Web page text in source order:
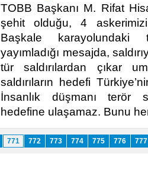
TOBB Başkanı M. Rifat
şehit olduğu, 4
Başkale karayolundaki
yayımladığı mesajda,
tür saldırılardan çıkar
saldırıların hedefi
İnsanlık düşmanı terör
hedefine ulaşamaz. Bunu
771 772 773 774 775 776 777